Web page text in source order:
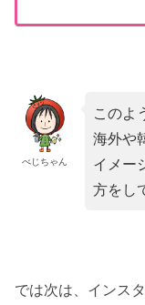
べじちゃん
このよ
海外や
イメー
方をし
では次は、インス